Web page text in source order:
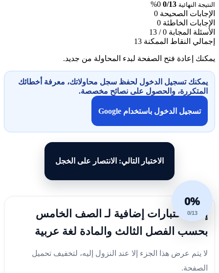
النتيجة النهائية 0/13
0%
الإجابات الصحيحة 0
الإجابات الخاطئة 0
الأسئلة المجابة 0 / 13
إجمالي النقاط الممكنة 13
يمكنك إعادة فتح الصفحة لبدء المحاولة من جديد.
يمكنك تسجيل الدخول لحفظ سجل محاولاتك، معرفة أخطائك
المتكررة، والحصول على نصائح مخصصة.
تسجيل الدخول باستخدام Google
الاختبار التالي: الانتصار على الخجل
0%
0/13
إليك اختبارات إضافية لـ الصف الخامس
بحسب الفصل الثالث والمادة لغة عربية
لا يتم عرض هذا الجزء إلا عند النزول إليه، لتخفيف تحميل
الصفحة.